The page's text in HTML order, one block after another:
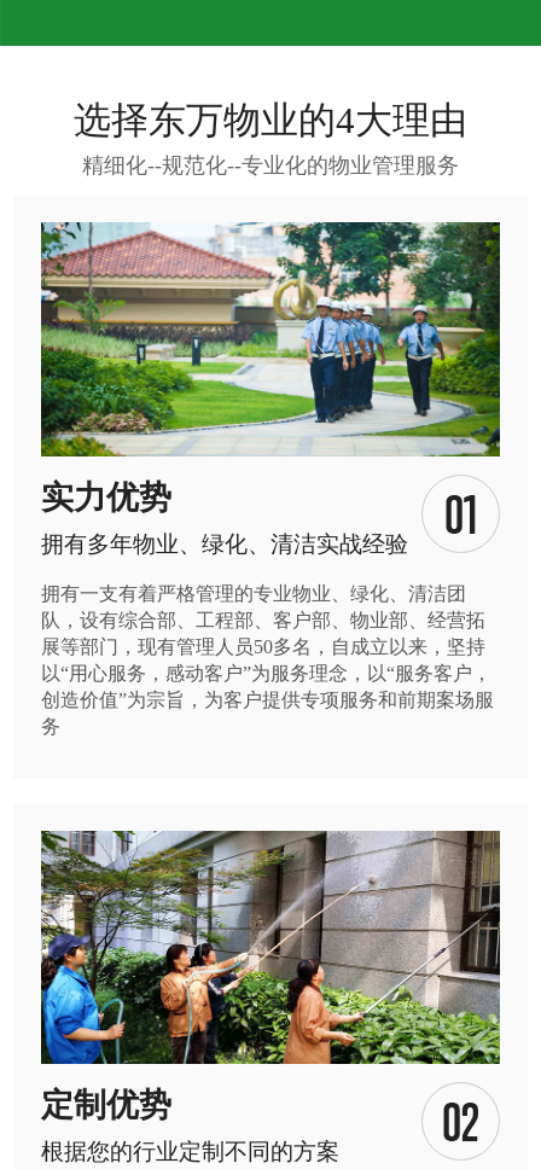
选择东万物业的4大理由
精细化--规范化--专业化的物业管理服务
实力优势
拥有多年物业、绿化、清洁实战经验
拥有一支有着严格管理的专业物业、绿化、清洁团
队，设有综合部、工程部、客户部、物业部、经营拓
展等部门，现有管理人员50多名，自成立以来，坚持
以“用心服务，感动客户”为服务理念，以“服务客户，
创造价值”为宗旨，为客户提供专项服务和前期案场服
务
定制优势
根据您的行业定制不同的方案